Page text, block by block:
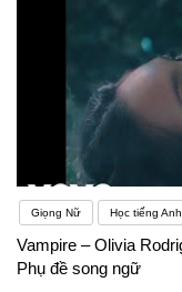
nội dung gì thì
bạn không biết
một rào cản cần
Anh tốt hơn.
Giọng Nữ Học tiếng
Vampire – Olivia
Phụ đề song ngữ